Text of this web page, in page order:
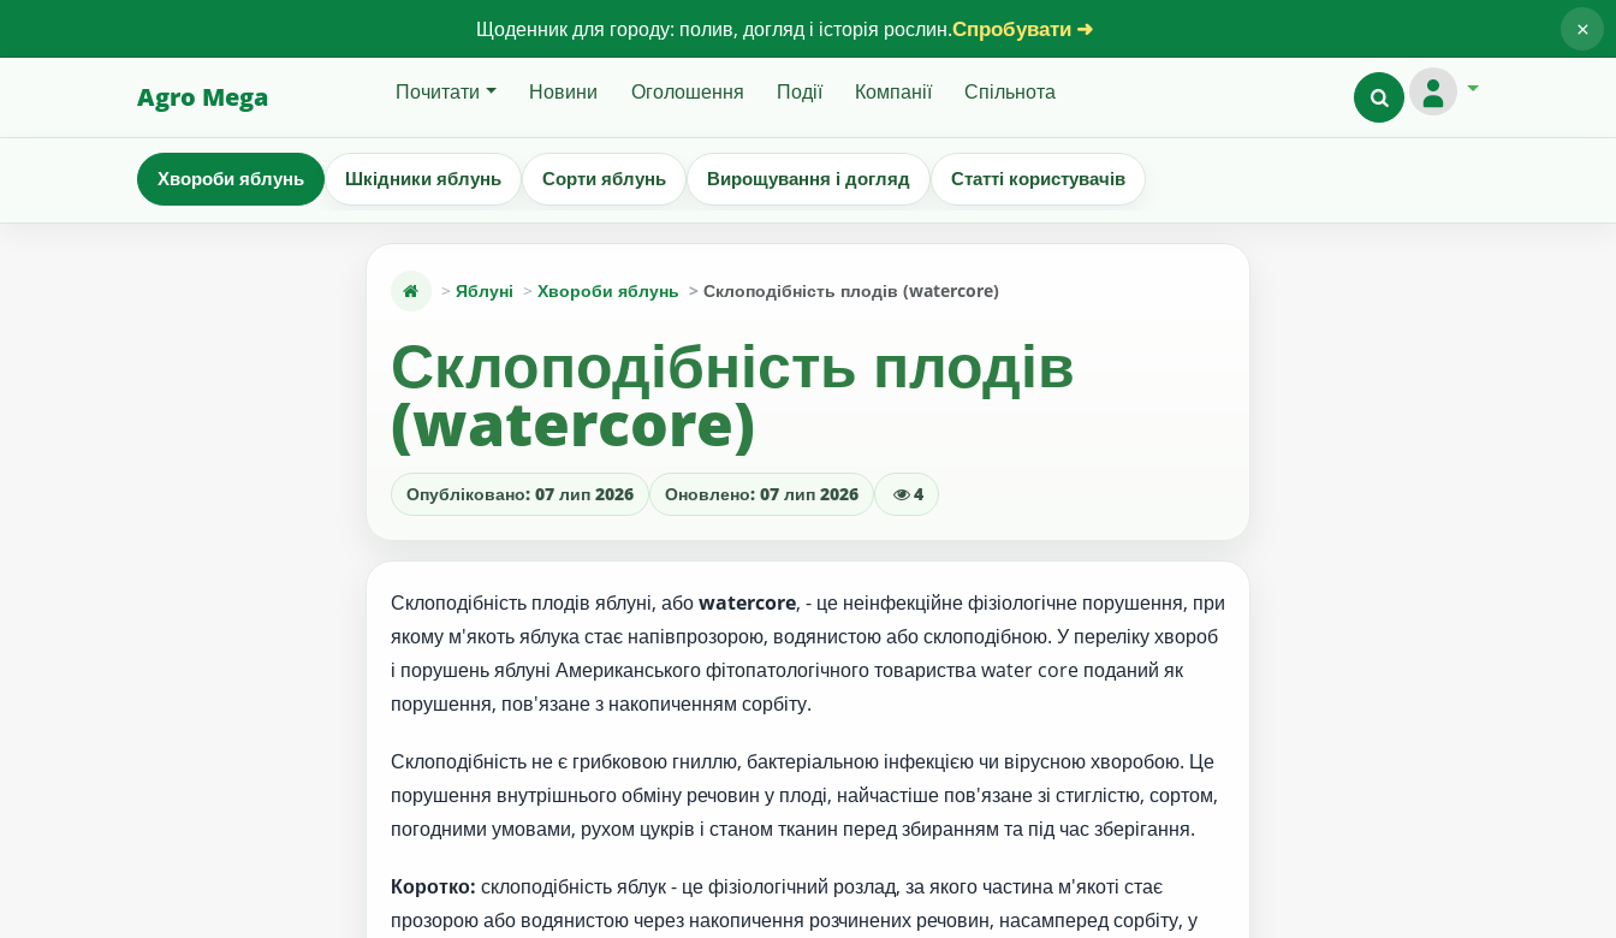
Щоденник для городу: полив, догляд і історія рослин.Спробувати ➜ ×
Agro Mega Почитати Новини Оголошення Події Компанії Спільнота
Хвороби яблунь Шкідники яблунь Сорти яблунь Вирощування і догляд Статті користувачів
Яблуні Хвороби яблунь Склоподібність плодів (watercore)
Склоподібність плодів
(watercore)
Опубліковано: 07 лип 2026 Оновлено: 07 лип 2026 4
Склоподібність плодів яблуні, абоwatercore, - це неінфекційне фізіологічне порушення, при
якому м'якоть яблука стає напівпрозорою, водянистою або склоподібною. У переліку хвороб
і порушень яблуні Американського фітопатологічного товариства water core поданий як
порушення, пов'язане з накопиченням сорбіту.
Склоподібність не є грибковою гниллю, бактеріальною інфекцією чи вірусною хворобою. Це
порушення внутрішнього обміну речовин у плоді, найчастіше пов'язане зі стиглістю, сортом,
погодними умовами, рухом цукрів і станом тканин перед збиранням та під час зберігання.
Коротко: склоподібність яблук - це фізіологічний розлад, за якого частина м'якоті стає
прозорою або водянистою через накопичення розчинених речовин, насамперед сорбіту, у